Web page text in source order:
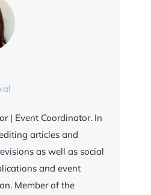
| Event Coordinator. In
articles and
as well as social
and event
Member of the